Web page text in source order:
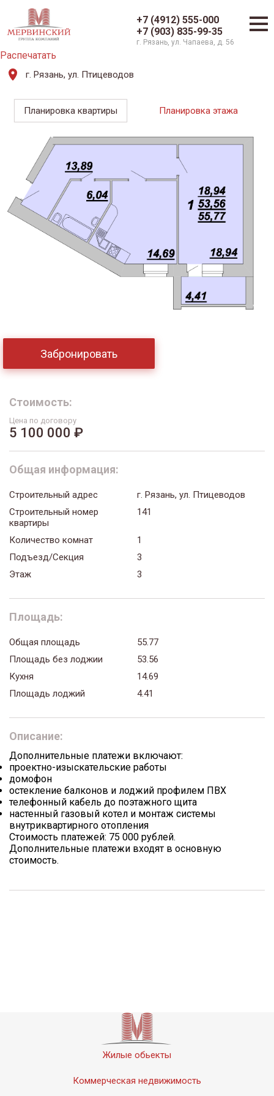
+7 (4912) 555-000
+7 (903) 835-99-35
г. Рязань, ул. Чапаева, д. 56
Распечатать
г. Рязань, ул. Птицеводов
Планировка квартиры Планировка этажа
Забронировать
Стоимость:
Цена по договору
5 100 000 ₽
Общая информация:
Строительный адрес
г. Рязань, ул. Птицеводов
Строительный номер
квартиры
141
Количество комнат
1
Подъезд/Секция
3
Этаж
3
Площадь:
Общая площадь
55.77
Площадь без лоджии
53.56
Кухня
14.69
Площадь лоджий
4.41
Описание:
Дополнительные платежи включают:
проектно-изыскательские работы
домофон
остекление балконов и лоджий профилем ПВХ
телефонный кабель до поэтажного щита
настенный газовый котел и монтаж системы
внутриквартирного отопления
Стоимость платежей: 75 000 рублей.
Дополнительные платежи входят в основную
стоимость.
Жилые обьекты
Коммерческая недвижимость